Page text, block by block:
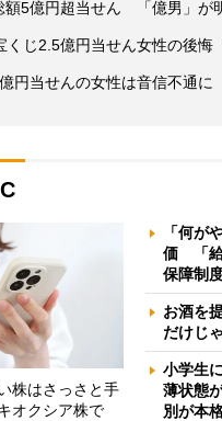
額5億円超当せん 「億男」が
くじ2.5億円当せん女性の後悔
円当せんの女性は音信不通
株はさっさと手
オクシア株で
「何が
価 「給
保障制
お酒を
だけじ
小学生
薄状態
別が本